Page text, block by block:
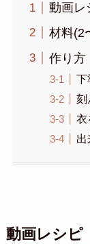
動画レ
材料(2
作り方
下
刻
衣
出
動画レシピ